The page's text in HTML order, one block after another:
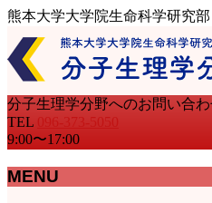
熊本大学大学院生命科学研究
分子生理学分野へのお問い合
TEL 096-373-5050
9:00〜17:00
MENU